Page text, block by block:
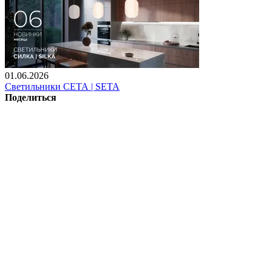
01.06.2026
Светильники СЕТА | SETA
Поделиться